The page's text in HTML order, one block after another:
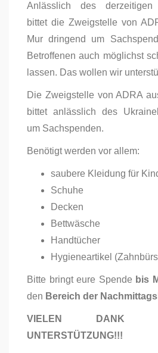
Anlässlich des derzeitigen
bittet die Zweigstelle von
Mur dringend um
Betroffenen auch möglichst
lassen. Das wollen wir
Die Zweigstelle von ADRA
bittet anlässlich des
um Sachspenden.
Benötigt werden vor allem:
saubere Kleidung für
Schuhe
Decken
Bettwäsche
Handtücher
Hygieneartikel
Bitte bringt eure Spende bis
den Bereich der
VIELEN DANK
UNTERSTÜTZUNG!!!